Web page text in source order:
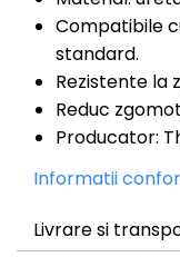
Compatibile
standard.
Rezistente la
Reduc
Producator:
Informatii
Livrare si